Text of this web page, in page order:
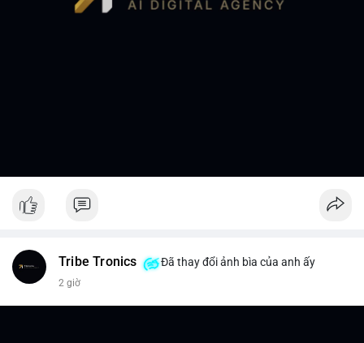
Tribe Tronics Đã thay đổi ảnh bìa của anh ấy
2 giờ